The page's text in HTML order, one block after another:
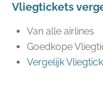
Vliegtickets
Van alle airlines
Goedkope
Vergelijk